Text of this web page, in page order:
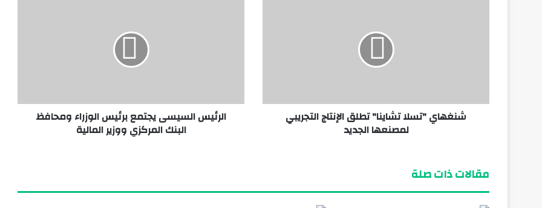
تعرف علي النادي الذي سيلعب له الدولي المصري محمد صلاح
شنغهاي "تسلا تشاينا" تطلق الإنتاج التجريبي
لمصنعها الجديد
الرئيس السيسى يجتمع برئيس الوزراء ومحافظ
البنك المركزي ووزير المالية
مقالات ذات صلة